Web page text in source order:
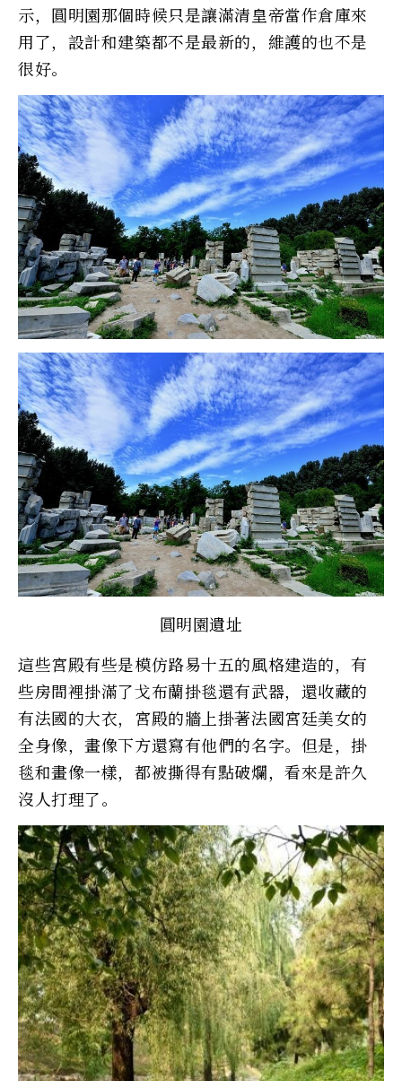
示，圓明園那個時候只是讓滿清皇帝當作倉庫來
用了，設計和建築都不是最新的，維護的也不是
很好。
圓明園遺址
這些宮殿有些是模仿路易十五的風格建造的，有
些房間裡掛滿了戈布蘭掛毯還有武器，還收藏的
有法國的大衣，宮殿的牆上掛著法國宮廷美女的
全身像，畫像下方還寫有他們的名字。但是，掛
毯和畫像一樣，都被撕得有點破爛，看來是許久
沒人打理了。